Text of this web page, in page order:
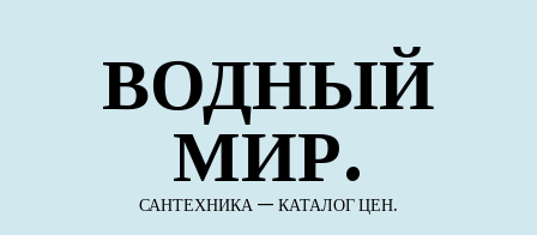
содержимомуВОДНЫЙ
МИР.
САНТЕХНИКА — КАТАЛОГ ЦЕН.